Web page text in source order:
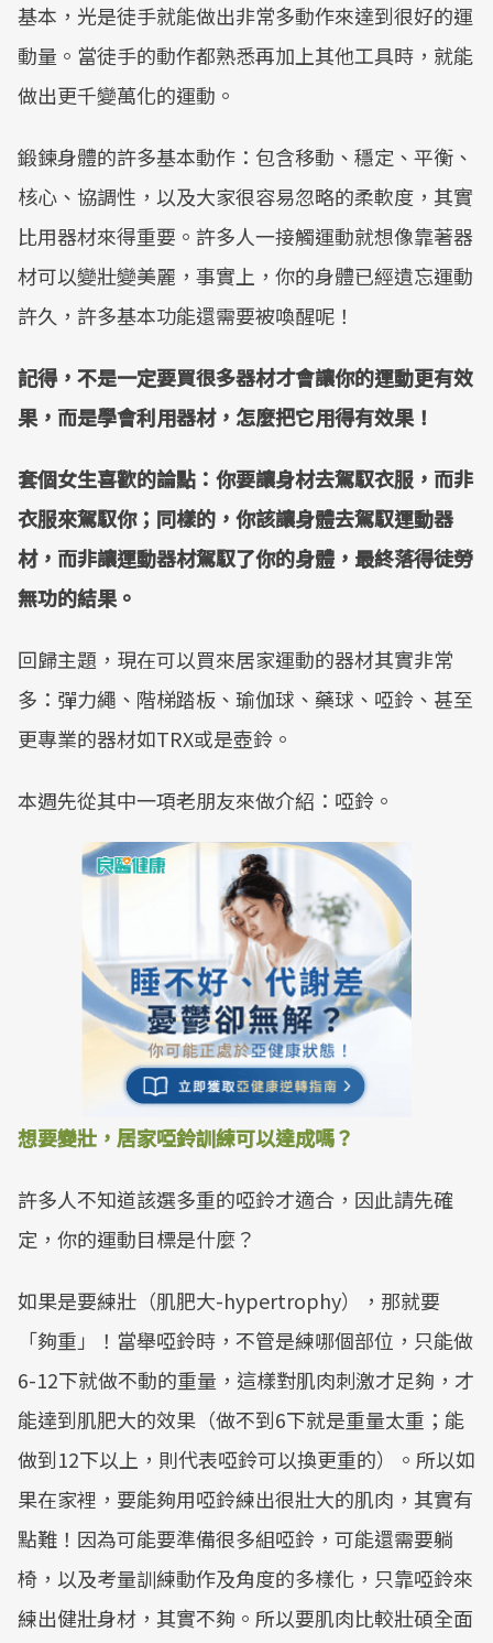
基本，光是徒手就能做出非常多動作來達到很好的運
動量。當徒手的動作都熟悉再加上其他工具時，就能
做出更千變萬化的運動。
鍛鍊身體的許多基本動作：包含移動、穩定、平衡、
核心、協調性，以及大家很容易忽略的柔軟度，其實
比用器材來得重要。許多人一接觸運動就想像靠著器
材可以變壯變美麗，事實上，你的身體已經遺忘運動
許久，許多基本功能還需要被喚醒呢！
記得，不是一定要買很多器材才會讓你的運動更有效
果，而是學會利用器材，怎麼把它用得有效果！
套個女生喜歡的論點：你要讓身材去駕馭衣服，而非
衣服來駕馭你；同樣的，你該讓身體去駕馭運動器
材，而非讓運動器材駕馭了你的身體，最終落得徒勞
無功的結果。
回歸主題，現在可以買來居家運動的器材其實非常
多：彈力繩、階梯踏板、瑜伽球、藥球、啞鈴、甚至
更專業的器材如TRX或是壺鈴。
本週先從其中一項老朋友來做介紹：啞鈴。
想要變壯，居家啞鈴訓練可以達成嗎？
許多人不知道該選多重的啞鈴才適合，因此請先確
定，你的運動目標是什麼？
如果是要練壯（肌肥大-hypertrophy），那就要
「夠重」！當舉啞鈴時，不管是練哪個部位，只能做
6-12下就做不動的重量，這樣對肌肉刺激才足夠，才
能達到肌肥大的效果（做不到6下就是重量太重；能
做到12下以上，則代表啞鈴可以換更重的）。所以如
果在家裡，要能夠用啞鈴練出很壯大的肌肉，其實有
點難！因為可能要準備很多組啞鈴，可能還需要躺
椅，以及考量訓練動作及角度的多樣化，只靠啞鈴來
練出健壯身材，其實不夠。所以要肌肉比較壯碩全面